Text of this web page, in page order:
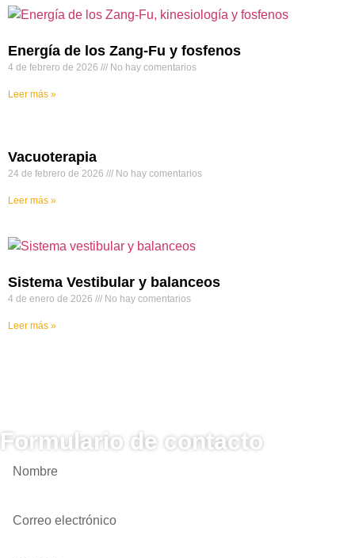
Energía de los Zang-Fu y fosfenos
4 de febrero de 2026 No hay comentarios
Leer más »
Vacuoterapia
24 de febrero de 2026 No hay comentarios
Leer más »
Sistema Vestibular y balanceos
4 de enero de 2026 No hay comentarios
Leer más »
Formulario de contacto